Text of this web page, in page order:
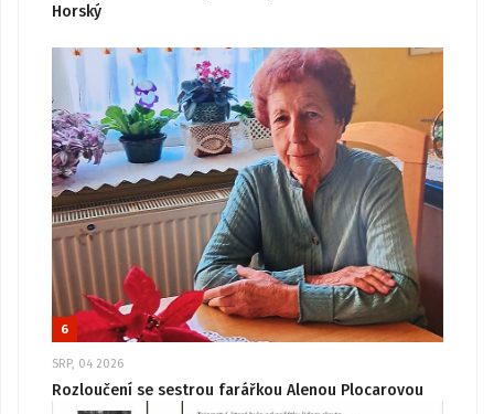
Horský
6
SRP, 04 2026
Rozloučení se sestrou farářkou Alenou Plocarovou